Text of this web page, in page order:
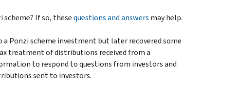
scheme? If so, thesequestions and answers may help.
Ponzi scheme investment but later recovered some
treatment of distributions received from a
to respond to questions from investors and
sent to investors.